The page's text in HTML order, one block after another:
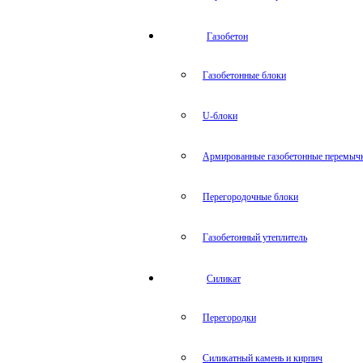
Газобетон
Газобетонные блоки
U-блоки
Армированные газобетонные
Перегородочные блоки
Газобетонный утеплитель
Силикат
Перегородки
Силикатный камень и кирпич